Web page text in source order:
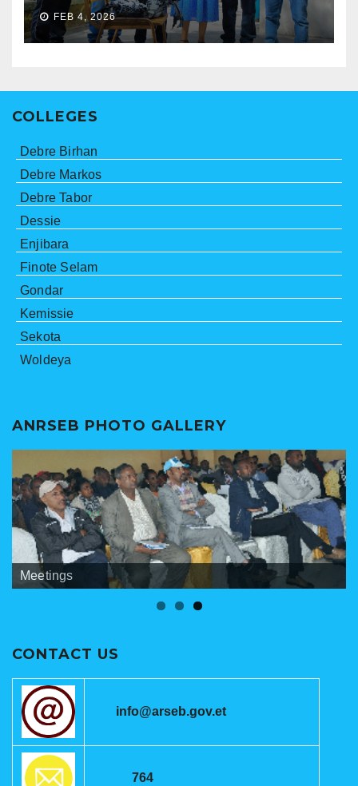
FEB 4, 2026
COLLEGES
Debre Birhan
Debre Markos
Debre Tabor
Dessie
Enjibara
Finote Selam
Gondar
Kemissie
Sekota
Woldeya
ANRSEB PHOTO GALLERY
ANRSEB Photo Gallery
Banners
Meetings
CONTACT US
info@arseb.gov.et
764